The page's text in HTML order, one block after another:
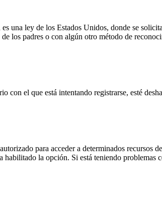
ley de los Estados Unidos, donde se
los padres o con algún otro método de
el que está intentando registrarse, esté
para acceder a determinados recursos
la opción. Si está teniendo problemas